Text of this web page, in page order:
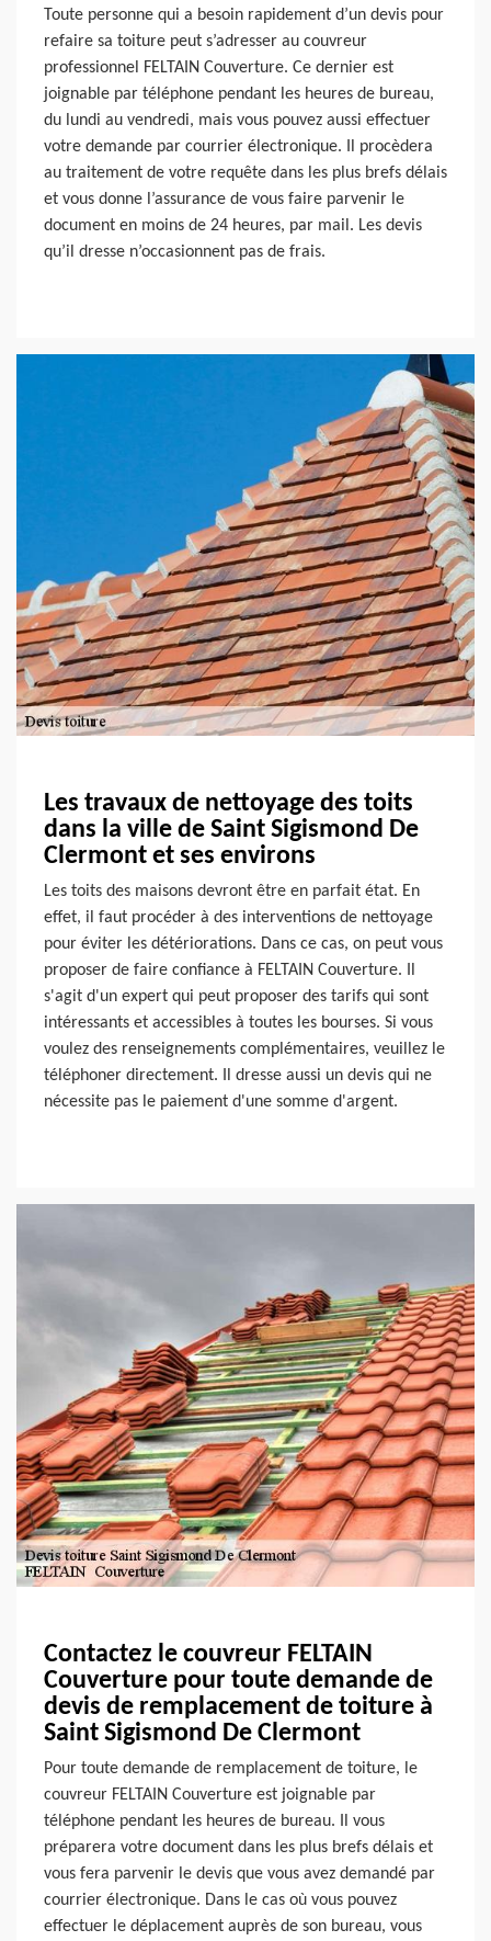
Toute personne qui a besoin rapidement d’un devis pour
refaire sa toiture peut s’adresser au couvreur
professionnel FELTAIN Couverture. Ce dernier est
joignable par téléphone pendant les heures de bureau,
du lundi au vendredi, mais vous pouvez aussi effectuer
votre demande par courrier électronique. Il procèdera
au traitement de votre requête dans les plus brefs délais
et vous donne l’assurance de vous faire parvenir le
document en moins de 24 heures, par mail. Les devis
qu’il dresse n’occasionnent pas de frais.
Les travaux de nettoyage des toits
dans la ville de Saint Sigismond De
Clermont et ses environs
Les toits des maisons devront être en parfait état. En
effet, il faut procéder à des interventions de nettoyage
pour éviter les détériorations. Dans ce cas, on peut vous
proposer de faire confiance à FELTAIN Couverture. Il
s'agit d'un expert qui peut proposer des tarifs qui sont
intéressants et accessibles à toutes les bourses. Si vous
voulez des renseignements complémentaires, veuillez le
téléphoner directement. Il dresse aussi un devis qui ne
nécessite pas le paiement d'une somme d'argent.
Contactez le couvreur FELTAIN
Couverture pour toute demande de
devis de remplacement de toiture à
Saint Sigismond De Clermont
Pour toute demande de remplacement de toiture, le
couvreur FELTAIN Couverture est joignable par
téléphone pendant les heures de bureau. Il vous
préparera votre document dans les plus brefs délais et
vous fera parvenir le devis que vous avez demandé par
courrier électronique. Dans le cas où vous pouvez
effectuer le déplacement auprès de son bureau, vous